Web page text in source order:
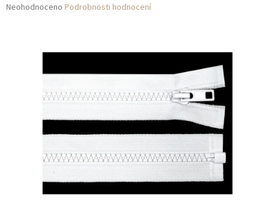
Průměrné
Neohodnoceno Podrobnosti hodnocení